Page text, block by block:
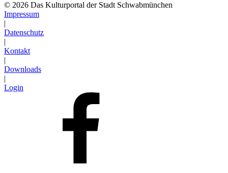
© 2026 Das Kulturportal der Stadt Schwabmünchen
Impressum
|
Datenschutz
|
Kontakt
|
Downloads
|
Login